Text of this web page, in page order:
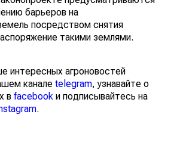
барьеров на
посредством снятия
такими землями.
интересных агроновостей
канале telegram, узнавайте о
в facebook и подписывайтесь на
.